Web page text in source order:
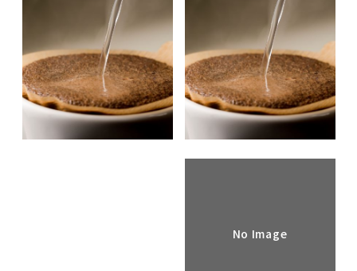
令和7年3月～5月 コーヒーイ
ンストラクター3級講習会 日
程のお知らせ
2025.01.28
EVENT & SEMINAR
イベント
コーヒーセミナー
ニュース
重要なお知らせ
令和6年12月～令和7年2月
コーヒーインストラクター3級
講習会 日程のお知らせ
2024.11.19
EVENT & SEMINAR
イベント
コーヒーセミナー
ニュース
重要なお知らせ
No Image